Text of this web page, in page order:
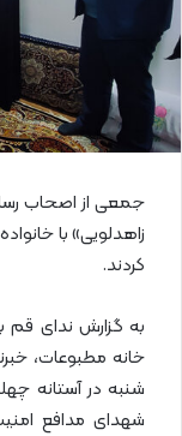
جمعی از اصحاب
زاهدلویی» با
کردند.
به گزارش ندای قم
خانه مطبوعات،
شنبه در آستانه
شهدای مدافع